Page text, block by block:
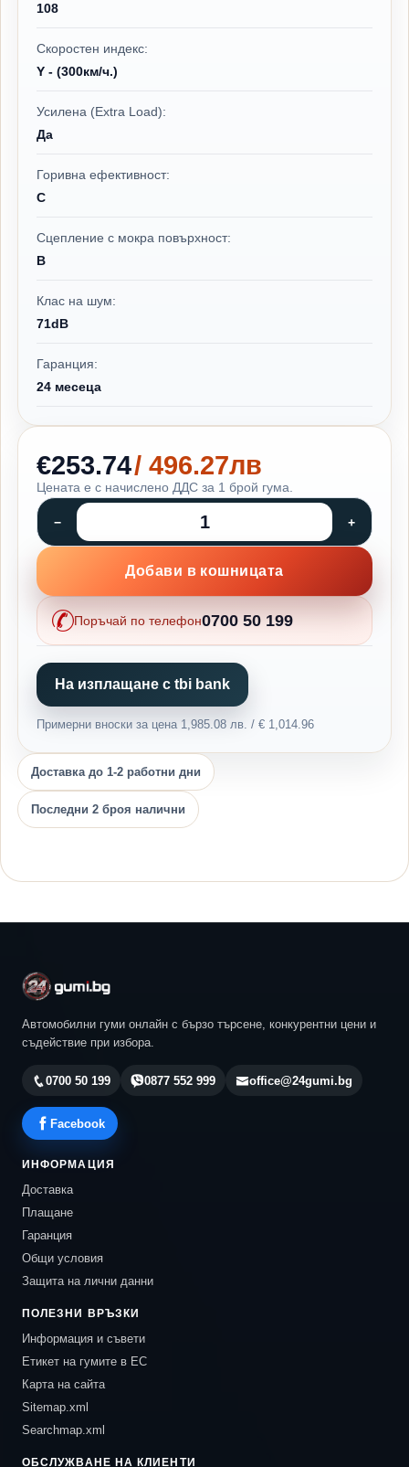
108
Скоростен индекс:
Y - (300км/ч.)
Усилена (Extra Load):
Да
Горивна ефективност:
C
Сцепление с мокра повърхност:
B
Клас на шум:
71dB
Гаранция:
24 месеца
€253.74/ 496.27лв
Цената е с начислено ДДС за 1 брой гума.
Добави в кошницата
Поръчай по телефон0700 50 199
На изплащане с tbi bank
Примерни вноски за цена 1,985.08 лв. / € 1,014.96
Доставка до 1-2 работни дни
Последни 2 броя налични
Автомобилни гуми онлайн с бързо търсене, конкурентни цени и
съдействие при избора.
0700 50 199 0877 552 999 office@24gumi.bg
Facebook
ИНФОРМАЦИЯ
Доставка
Плащане
Гаранция
Общи условия
Защита на лични данни
ПОЛЕЗНИ ВРЪЗКИ
Информация и съвети
Етикет на гумите в ЕС
Карта на сайта
Sitemap.xml
Searchmap.xml
ОБСЛУЖВАНЕ НА КЛИЕНТИ